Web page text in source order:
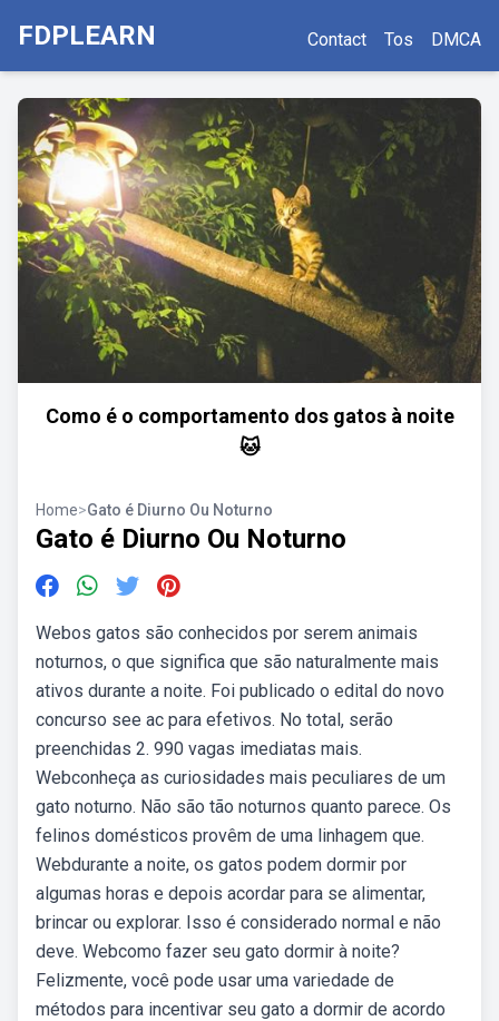
FDPLEARN Contact Tos DMCA
Como é o comportamento dos gatos à noite
🐱
Home>Gato é Diurno Ou Noturno
Gato é Diurno Ou Noturno
Webos gatos são conhecidos por serem animais
noturnos, o que significa que são naturalmente mais
ativos durante a noite. Foi publicado o edital do novo
concurso see ac para efetivos. No total, serão
preenchidas 2. 990 vagas imediatas mais.
Webconheça as curiosidades mais peculiares de um
gato noturno. Não são tão noturnos quanto parece. Os
felinos domésticos provêm de uma linhagem que.
Webdurante a noite, os gatos podem dormir por
algumas horas e depois acordar para se alimentar,
brincar ou explorar. Isso é considerado normal e não
deve. Webcomo fazer seu gato dormir à noite?
Felizmente, você pode usar uma variedade de
métodos para incentivar seu gato a dormir de acordo